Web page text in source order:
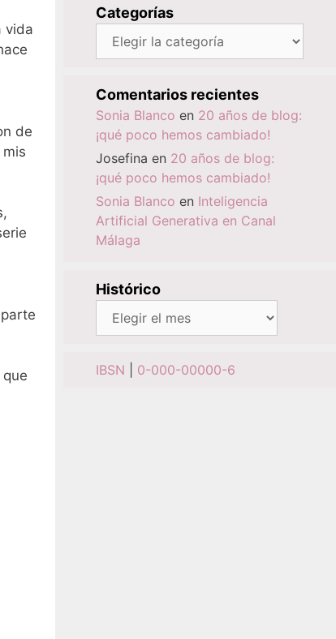
vida
de
Categorías
Categorías
Comentarios recientes
Sonia Blanco en 20 años de blog:
¡qué poco hemos cambiado!
Josefina en 20 años de blog:
¡qué poco hemos cambiado!
Sonia Blanco en Inteligencia
Artificial Generativa en Canal
Málaga
Histórico
Histórico
IBSN 0-000-00000-6